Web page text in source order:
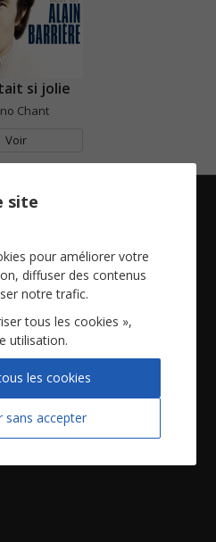
si jolie
Chant
Voir
Contactez-nous
Qui sommes-nous
FAQ
À propos
CGV
Mentions légales
Vie privée
site
pour améliorer votre
diffuser des contenus
notre trafic.
tous les cookies »,
utilisation.
sans accepter
les cookies